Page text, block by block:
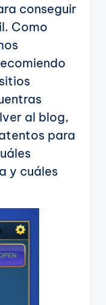
conseguir
Como
al blog,
para
y cuáles